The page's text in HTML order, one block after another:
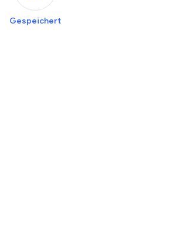
Gespeichert